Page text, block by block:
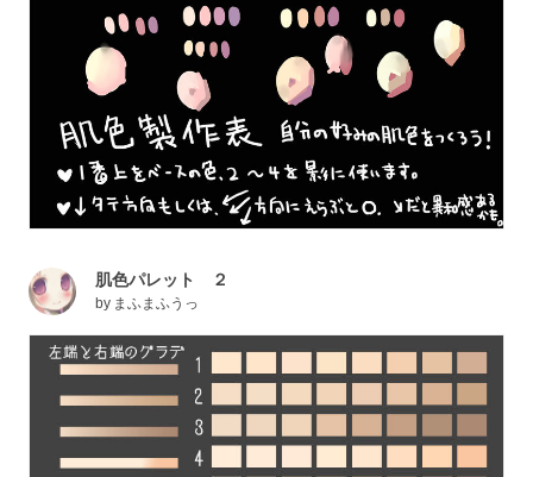
肌色パレット ２
by まふまふうっ